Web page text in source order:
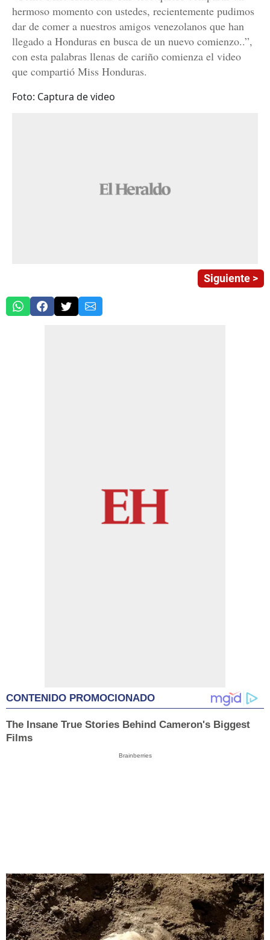
hermoso momento con ustedes, recientemente pudimos
dar de comer a nuestros amigos venezolanos que han
llegado a Honduras en busca de un nuevo comienzo..”,
con esta palabras llenas de cariño comienza el video
que compartió Miss Honduras.
Foto: Captura de video
Siguiente >
CONTENIDO PROMOCIONADO
The Insane True Stories Behind Cameron's Biggest
Films
Brainberries